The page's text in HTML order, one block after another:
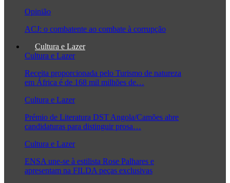
Opinião
ACJ: o combatente ao combate à corrupção
Cultura e Lazer
Cultura e Lazer
Receita proporcionada pelo Turismo de natureza
em África é de 168 mil milhões de…
Cultura e Lazer
Prémio de Literatura DST Angola/Camões abre
candidaturas para distinguir prosa…
Cultura e Lazer
ENSA une-se à estilista Rose Palhares e
apresentam na FILDA peças exclusivas